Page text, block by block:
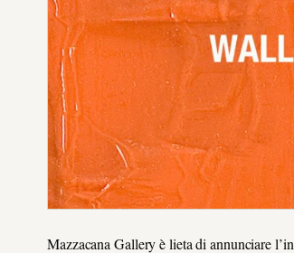
Mazzacana Gallery è lieta di annunciare